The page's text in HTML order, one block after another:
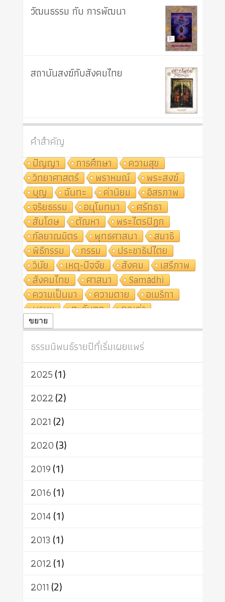
วัฒนธรรม กับ การพัฒนา
สถาบันสงฆ์กับสังคมไทย
คำสำคัญ
ปัญญา
การศึกษา
ความสุข
วิทยาศาสตร์
พราหมณ์
พระสงฆ์
บุญ
ฉันทะ ค่านิยม
อิสรภาพ
จริยธรรม
อนุโมทนา
ศรัทธา
สันโดษ
ตัณหา
พระไตรปิฎก
กัลยาณมิตร
พุทธศาสนา
สมาธิ
พิธีกรรม
กรรม
ประชาธิปไตย
วินัย
เหตุ-ปัจจัย สังคม
เสรีภาพ
สังคมไทย
ศาสนา
Samādhi
ความเป็นมา
ความตาย
อเมริกา
พรหม
ตะวันตก
คุณค่า
ปฏิจจสมุปบาท
ศาสนาประจำชาติ
อินเดีย
ผู้บริโภค
ธรรมาธิปไตย
จักร
การแยกรัฐกับศาสนา
ธรรมชาติ
เทคโนโลยี
สิทธิ
พุทธบริษัท
อัตถะ
เทวดา
ขยาย
ธรรมนิพนธ์รายปีที่เริ่มเผยแพร่
2025(1)
2022(2)
2021 (2)
2020(3)
2019(1)
2016(1)
2014(1)
2013 (1)
2012(1)
2011 (2)